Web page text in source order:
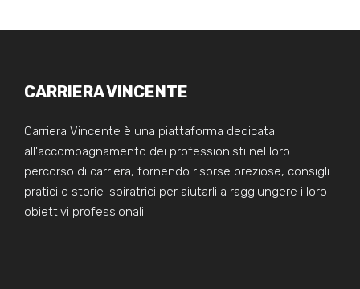
CARRIERA VINCENTE
Carriera Vincente è una piattaforma dedicata
all'accompagnamento dei professionisti nel loro
percorso di carriera, fornendo risorse preziose, consigli
pratici e storie ispiratrici per aiutarli a raggiungere i loro
obiettivi professionali.